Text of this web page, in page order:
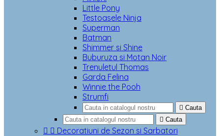
Little Pony
Testoasele Ninja
Superman
Batman
Shimmer si Shine
Buburuza si Motan Noir
Trenuletul Thomas
Garda Felina
Winnie the Pooh
Strumfi
 Cauta
 Cauta
  Decoratiuni de Sezon si Sarbatori